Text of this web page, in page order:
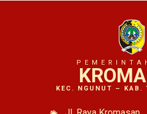
KEC. NGUNUT – KAB.